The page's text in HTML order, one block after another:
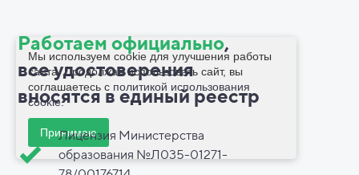
Работаем официально,
всеудостоверения
вносятся вединый реестр
Лицензия Министерства
образования №Л035-01271-
Мы используем cookie для улучшения работы
сайта. Продолжая использовать сайт, вы
соглашаетесь с политикой использования
cookie.
Принимаю